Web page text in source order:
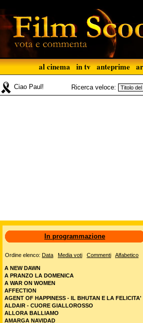
al cinema in tv anteprime
Ciao Paul! Ricerca veloce:
In programmazione
Ordine elenco: Data Media voti Commenti Alfabetico
A NEW DAWN
A PRANZO LA DOMENICA
A WAR ON WOMEN
AFFECTION
AGENT OF HAPPINESS - IL BHUTAN E LA FELICITA'
ALDAIR - CUORE GIALLOROSSO
ALLORA BALLIAMO
AMARGA NAVIDAD